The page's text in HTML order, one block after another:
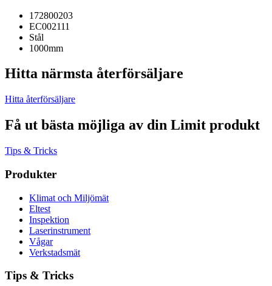
172800203
EC002111
Stål
1000mm
Hitta närmsta återförsäljare
Hitta återförsäljare
Få ut bästa möjliga av din Limit produkt
Tips & Tricks
Produkter
Klimat och Miljömät
Eltest
Inspektion
Laserinstrument
Vågar
Verkstadsmät
Tips & Tricks